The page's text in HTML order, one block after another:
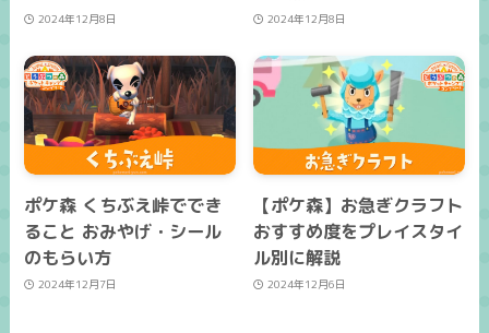
2024年12月8日 2024年12月8日
ポケ森 くちぶえ峠ででき
ること おみやげ・シール
のもらい方
2024年12月7日
【ポケ森】お急ぎクラフト
おすすめ度をプレイスタイ
ル別に解説
2024年12月6日